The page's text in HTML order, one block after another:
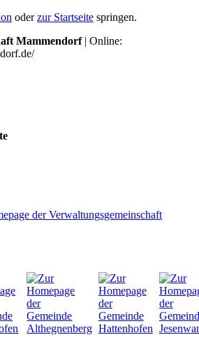
oderzur Startseite springen.
Mammendorf| Online: